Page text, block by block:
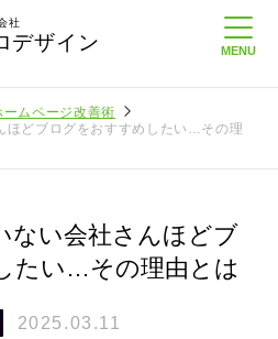
社
デザイン
ームページ改善術
ほどブログをおすすめしたい…その理
ない会社さんほどブ
たい…その理由とは
2025.03.11